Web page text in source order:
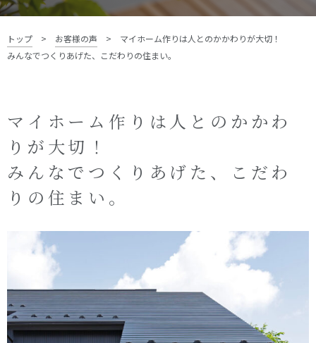
お電話でのご相談はお気軽に
TEL.0574-60-1161
受付時間：9:00～17:00
資料請求・お問い合わせ
土地をお探しの方
- 分譲地情報
スタッフブログ
お知らせ
会社概要
スタッフ紹介
オーナー様へ
プライバシーポリシー
トップ > お客様の声 > マイホーム作りは人とのかかわりが大切！
みんなでつくりあげた、こだわりの住まい。
マイホーム作りは人とのかかわ
りが大切！
みんなでつくりあげた、こだわ
りの住まい。